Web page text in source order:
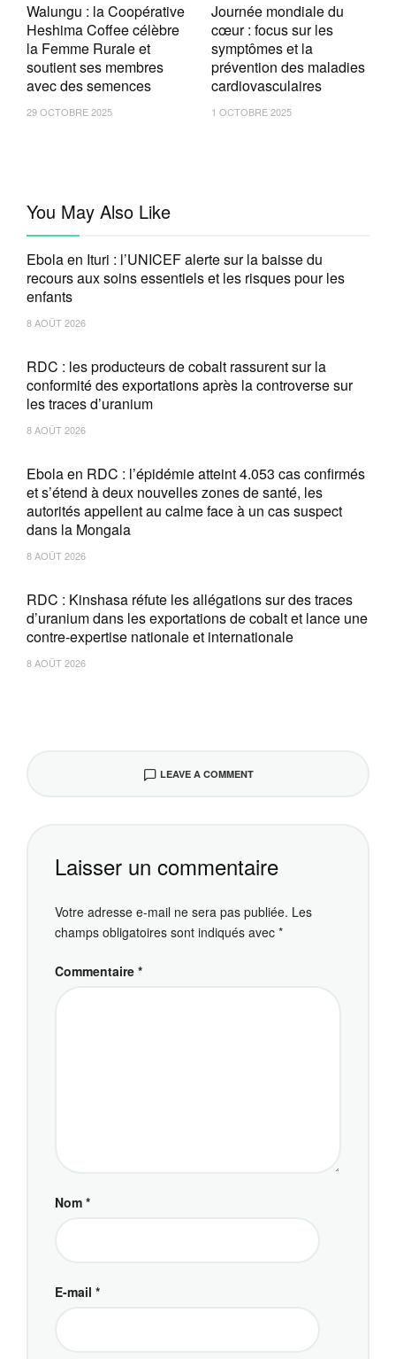
Walungu : la Coopérative
Heshima Coffee célèbre
la Femme Rurale et
soutient ses membres
avec des semences
29 OCTOBRE 2025
Journée mondiale du
cœur : focus sur les
symptômes et la
prévention des maladies
cardiovasculaires
1 OCTOBRE 2025
You May Also Like
Ebola en Ituri : l’UNICEF alerte sur la baisse du
recours aux soins essentiels et les risques pour les
enfants
8 AOÛT 2026
RDC : les producteurs de cobalt rassurent sur la
conformité des exportations après la controverse sur
les traces d’uranium
8 AOÛT 2026
Ebola en RDC : l’épidémie atteint 4.053 cas confirmés
et s’étend à deux nouvelles zones de santé, les
autorités appellent au calme face à un cas suspect
dans la Mongala
8 AOÛT 2026
RDC : Kinshasa réfute les allégations sur des traces
d’uranium dans les exportations de cobalt et lance une
contre-expertise nationale et internationale
8 AOÛT 2026
LEAVE A COMMENT
Laisser un commentaire
Votre adresse e-mail ne sera pas publiée. Les
champs obligatoires sont indiqués avec *
Commentaire *
Nom *
E-mail *